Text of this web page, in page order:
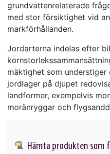
grundvattenrelaterade
med stor försiktighet vid
markförhållanden.
Jordarterna indelas efter
mäktighet som
jordlager på djupet
landformer, exempelvis
moränryggar och
Hämta produkten som